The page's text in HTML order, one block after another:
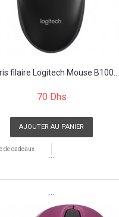
filaire Logitech Mouse B100...
70 Dhs
AJOUTER AU PANIER
de cadeaux
```
```